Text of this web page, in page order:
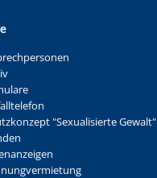
"Sexualisierte Gewalt"